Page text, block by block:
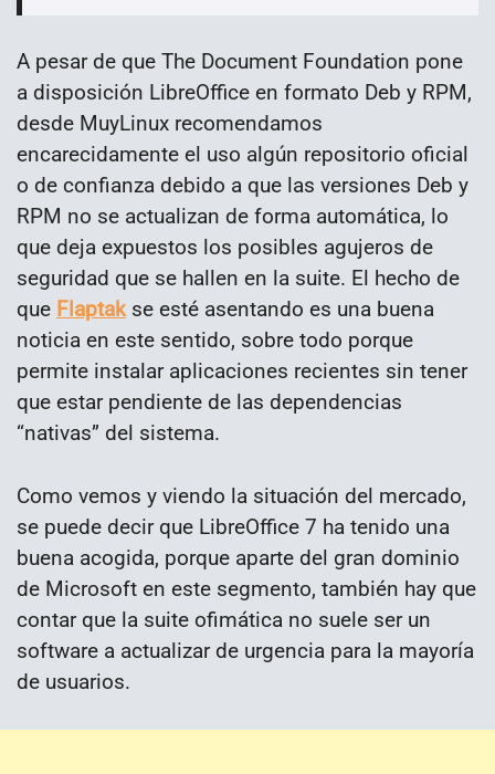
A pesar de que The Document Foundation pone
a disposición LibreOffice en formato Deb y RPM,
desde MuyLinux recomendamos
encarecidamente el uso algún repositorio oficial
o de confianza debido a que las versiones Deb y
RPM no se actualizan de forma automática, lo
que deja expuestos los posibles agujeros de
seguridad que se hallen en la suite. El hecho de
que Flaptakse esté asentando es una buena
noticia en este sentido, sobre todo porque
permite instalar aplicaciones recientes sin tener
que estar pendiente de las dependencias
“nativas” del sistema.
Como vemos y viendo la situación del mercado,
se puede decir que LibreOffice 7 ha tenido una
buena acogida, porque aparte del gran dominio
de Microsoft en este segmento, también hay que
contar que la suite ofimática no suele ser un
software a actualizar de urgencia para la mayoría
de usuarios.